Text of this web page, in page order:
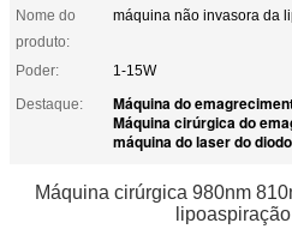
Nome do
produto:
máquina não invasora da
Poder:
1-15W
Destaque:
Máquina do
Máquina cirúrgica do
máquina do laser do
Máquina cirúrgica 980nm